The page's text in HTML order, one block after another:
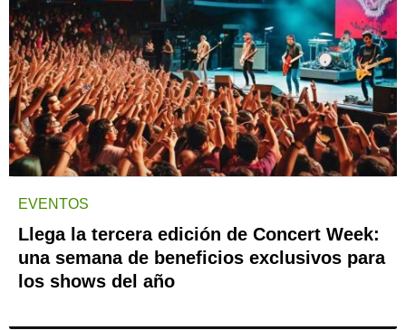
EVENTOS
Llega la tercera edición de Concert Week:
una semana de beneficios exclusivos para
los shows del año